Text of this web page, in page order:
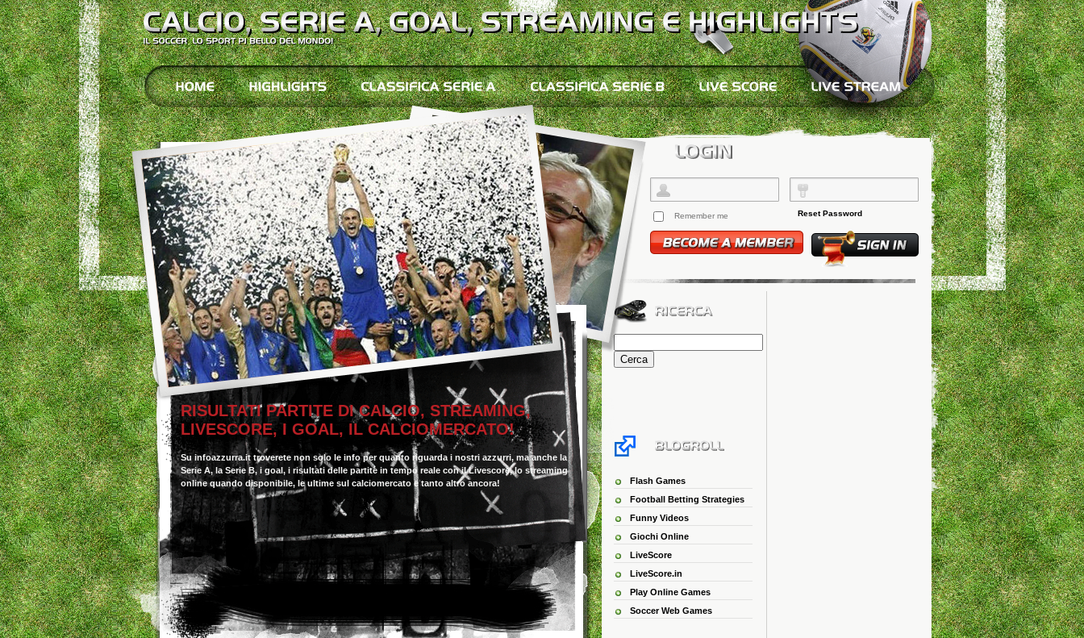
RISULTATI PARTITE DI CALCIO, STREAMING,
LIVESCORE, I GOAL, IL CALCIOMERCATO!
Su infoazzurra.it troverete non solo le info per quanto riguarda i nostri azzurri, ma anche la
Serie A, la Serie B, i goal, i risultati delle partite in tempo reale con il Livescore, lo streaming
online quando disponibile, le ultime sul calciomercato e tanto altro ancora!
Remember me Reset Password
Ricerca
per:
Flash Games
Football Betting Strategies
Funny Videos
Giochi Online
LiveScore
LiveScore.in
Play Online Games
Soccer Web Games